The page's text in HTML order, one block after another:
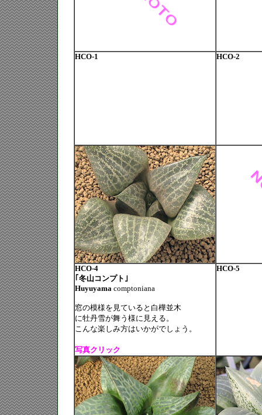
HCO-1 HCO-2
HCO-4
｢冬山コンプト｣
Huyuyamacomptoniana
窓の模様を見ていると白樺並木
に牡丹雪が舞う様に見える。
こんな楽しみ方はいかがでしょう。
写真クリック
HCO-5